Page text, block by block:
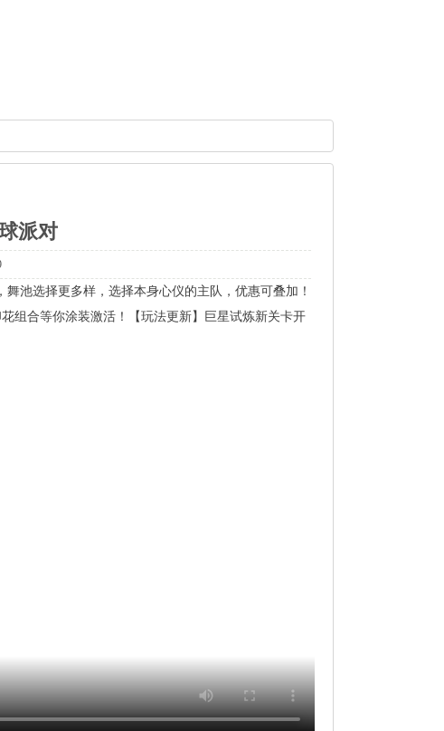
派对
池选择更多样，选择本身心仪的主队，优惠可叠加！
组合等你涂装激活！【玩法更新】巨星试炼新关卡开